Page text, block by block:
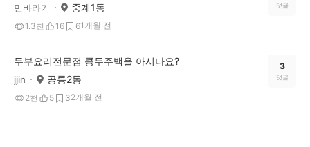
민바라기 중계1동
1.3천 16 61개월 전
댓글
두부요리전문점 콩두주백을 아시나요?
jjin 공릉2동
2천 5 32개월 전
3
댓글